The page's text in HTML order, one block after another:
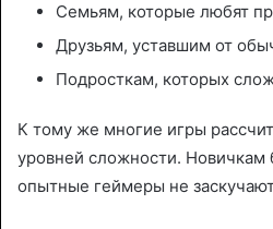
Семьям, которые любят
Друзьям, уставшим от
Подросткам, которых
К тому же многие игры
уровней сложности. Новичкам
опытные геймеры не